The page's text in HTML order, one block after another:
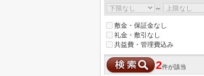
～
敷金・保証金なし
礼金・敷引なし
共益費・管理費込み
2件が該当